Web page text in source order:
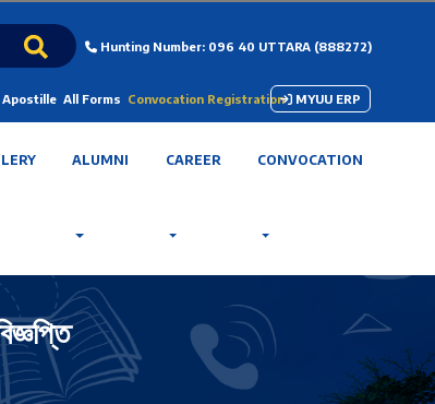
Hunting Number: 096 40 UTTARA (888272)
Apostille All Forms Convocation Registration MYUU ERP
ALUMNI CAREER CONVOCATION